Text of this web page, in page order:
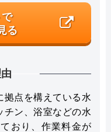
る
拠点を構えている水
チン、浴室などの水
おり、作業料金が